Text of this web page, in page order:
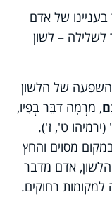
של אדם
– לשון
של הלשון
, מִרְמָה דִבֵּר בְּפִיו,
ט', ז').
מסוים והחץ
אדם מדבר
רחוקים.